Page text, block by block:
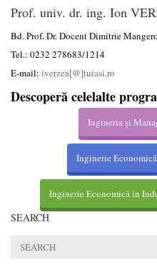
Prof. univ. dr. ing. Ion
Bd. Prof. Dr. Docent Dimitrie
Tel.: 0232 278683/1214
E-mail: iverzea[@]tuiasi.ro
Descoperă celelalte
Ingineria și
Inginerie
Inginerie Economică în
SEARCH